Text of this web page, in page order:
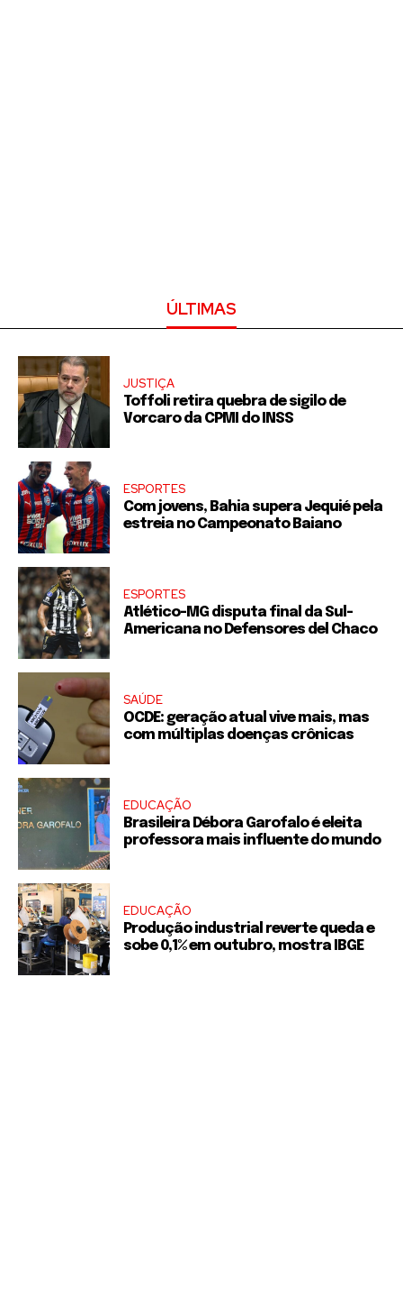
ÚLTIMAS
JUSTIÇA
Toffoli retira quebra de sigilo de
Vorcaro da CPMI do INSS
ESPORTES
Com jovens, Bahia supera Jequié pela
estreia no Campeonato Baiano
ESPORTES
Atlético-MG disputa final da Sul-
Americana no Defensores del Chaco
SAÚDE
OCDE: geração atual vive mais, mas
com múltiplas doenças crônicas
EDUCAÇÃO
Brasileira Débora Garofalo é eleita
professora mais influente do mundo
EDUCAÇÃO
Produção industrial reverte queda e
sobe 0,1% em outubro, mostra IBGE